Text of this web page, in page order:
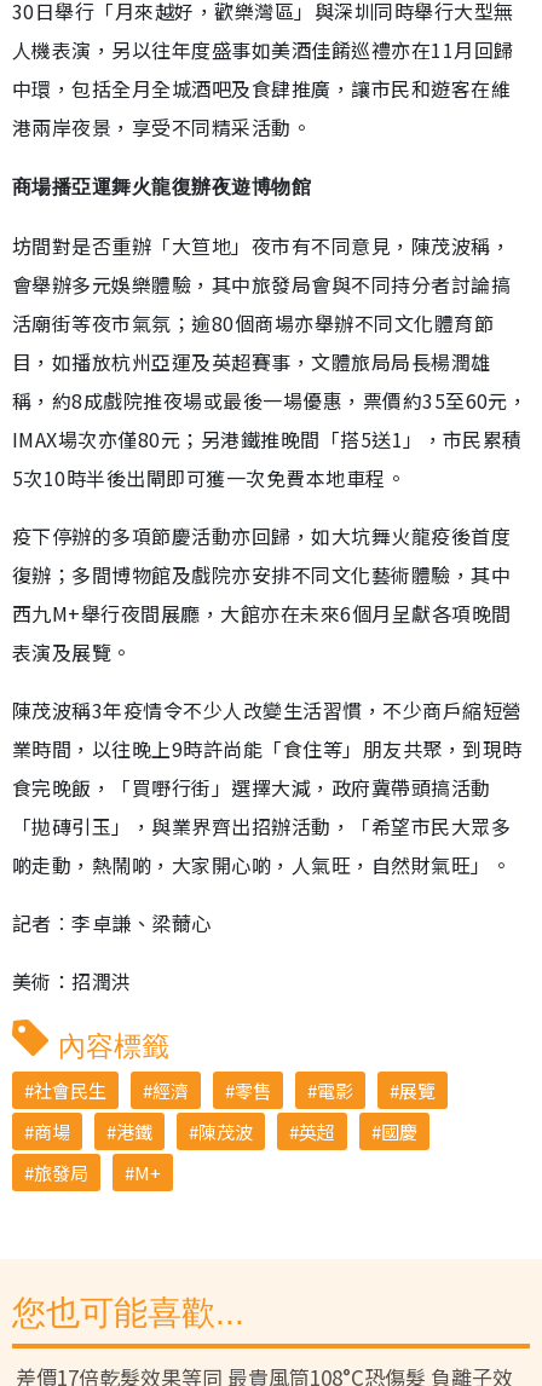
30日舉行「月來越好，歡樂灣區」與深圳同時舉行大型無
人機表演，另以往年度盛事如美酒佳餚巡禮亦在11月回歸
中環，包括全月全城酒吧及食肆推廣，讓市民和遊客在維
港兩岸夜景，享受不同精采活動。
商場播亞運舞火龍復辦夜遊博物館
坊間對是否重辦「大笪地」夜市有不同意見，陳茂波稱，
會舉辦多元娛樂體驗，其中旅發局會與不同持分者討論搞
活廟街等夜市氣氛；逾80個商場亦舉辦不同文化體育節
目，如播放杭州亞運及英超賽事，文體旅局局長楊潤雄
稱，約8成戲院推夜場或最後一場優惠，票價約35至60元，
IMAX場次亦僅80元；另港鐵推晚間「搭5送1」，市民累積
5次10時半後出閘即可獲一次免費本地車程。
疫下停辦的多項節慶活動亦回歸，如大坑舞火龍疫後首度
復辦；多間博物館及戲院亦安排不同文化藝術體驗，其中
西九M+舉行夜間展廳，大館亦在未來6個月呈獻各項晚間
表演及展覽。
陳茂波稱3年疫情令不少人改變生活習慣，不少商戶縮短營
業時間，以往晚上9時許尚能「食住等」朋友共聚，到現時
食完晚飯，「買嘢行街」選擇大減，政府冀帶頭搞活動
「拋磚引玉」，與業界齊出招辦活動，「希望市民大眾多
啲走動，熱鬧啲，大家開心啲，人氣旺，自然財氣旺」。
記者︰李卓謙、梁薾心
美術：招潤洪
內容標籤
社會民生 經濟 零售 電影
展覽
商場
港鐵 陳茂波 英超
國慶
旅發局
M+
您也可能喜歡...
差價17倍乾髮效果等同 最貴風筒108°C恐傷髮 負離子效